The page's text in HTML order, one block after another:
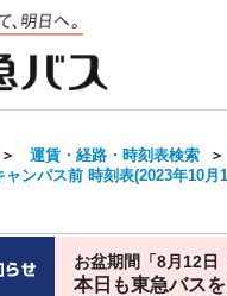
＞ 運賃・経路・時刻表検索 ＞
ャンパス前 時刻表(2023年10月
お盆期間「8月12日
本日も東急バス